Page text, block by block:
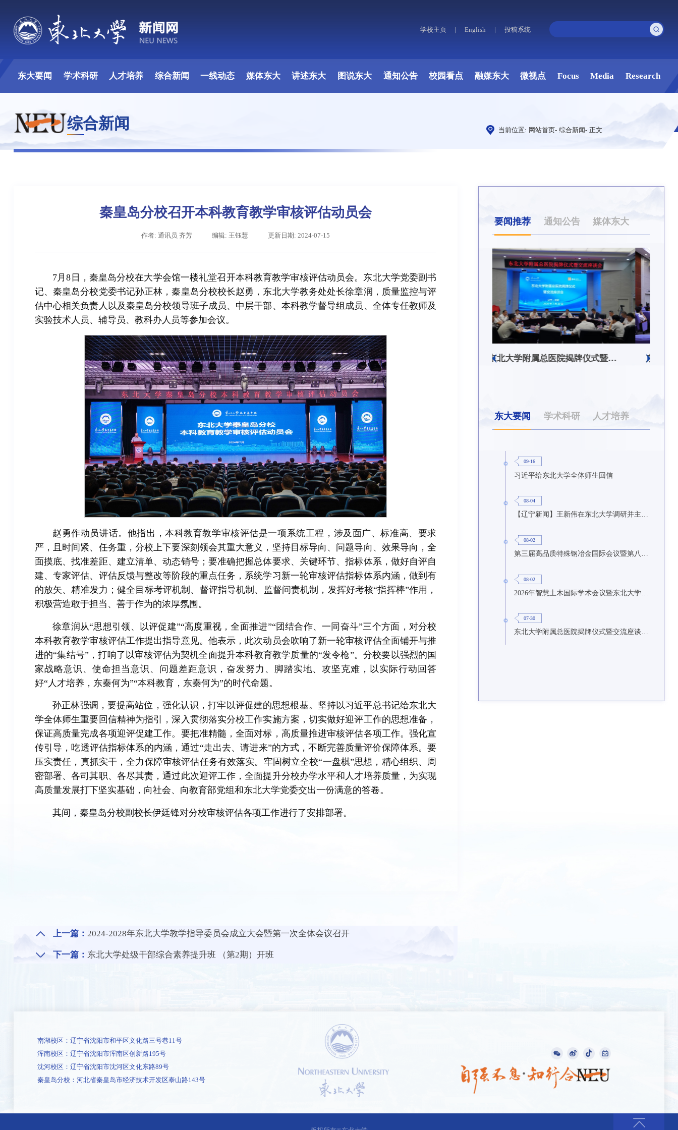
学校主页 | English | 投稿系统
东大要闻 学术科研 人才培养 综合新闻 一线动态 媒体东大 讲述东大 图说东大 通知公告 校园看点 融媒东大 微视点 Focus Media Research
综合新闻 当前位置: 网站首页- 综合新闻- 正文
秦皇岛分校召开本科教育教学审核评估动员会
作者: 通讯员 齐芳 编辑: 王钰慧 更新日期: 2024-07-15
7月8日，秦皇岛分校在大学会馆一楼礼堂召开本科教育教学审核评估动员会。东北大学党委副书
记、秦皇岛分校党委书记孙正林，秦皇岛分校校长赵勇，东北大学教务处处长徐章润，质量监控与评
估中心相关负责人以及秦皇岛分校领导班子成员、中层干部、本科教学督导组成员、全体专任教师及
实验技术人员、辅导员、教科办人员等参加会议。
赵勇作动员讲话。他指出，本科教育教学审核评估是一项系统工程，涉及面广、标准高、要求
严，且时间紧、任务重，分校上下要深刻领会其重大意义，坚持目标导向、问题导向、效果导向，全
面摸底、找准差距、建立清单、动态销号；要准确把握总体要求、关键环节、指标体系，做好自评自
建、专家评估、评估反馈与整改等阶段的重点任务，系统学习新一轮审核评估指标体系内涵，做到有
的放矢、精准发力；健全目标考评机制、督评指导机制、监督问责机制，发挥好考核“指挥棒”作用，
积极营造敢于担当、善于作为的浓厚氛围。
徐章润从“思想引领、以评促建”“高度重视，全面推进”“团结合作、一同奋斗”三个方面，对分校
本科教育教学审核评估工作提出指导意见。他表示，此次动员会吹响了新一轮审核评估全面铺开与推
进的“集结号”，打响了以审核评估为契机全面提升本科教育教学质量的“发令枪”。分校要以强烈的国
家战略意识、使命担当意识、问题差距意识，奋发努力、脚踏实地、攻坚克难，以实际行动回答
好“人才培养，东秦何为”“本科教育，东秦何为”的时代命题。
孙正林强调，要提高站位，强化认识，打牢以评促建的思想根基。坚持以习近平总书记给东北大
学全体师生重要回信精神为指引，深入贯彻落实分校工作实施方案，切实做好迎评工作的思想准备，
保证高质量完成各项迎评促建工作。要把准精髓，全面对标，高质量推进审核评估各项工作。强化宣
传引导，吃透评估指标体系的内涵，通过“走出去、请进来”的方式，不断完善质量评价保障体系。要
压实责任，真抓实干，全力保障审核评估任务有效落实。牢固树立全校“一盘棋”思想，精心组织、周
密部署、各司其职、各尽其责，通过此次迎评工作，全面提升分校办学水平和人才培养质量，为实现
高质量发展打下坚实基础，向社会、向教育部党组和东北大学党委交出一份满意的答卷。
其间，秦皇岛分校副校长伊廷锋对分校审核评估各项工作进行了安排部署。
上一篇： 2024-2028年东北大学教学指导委员会成立大会暨第一次全体会议召开
下一篇： 东北大学处级干部综合素养提升班 （第2期）开班
要闻推荐 通知公告 媒体东大
辽宁省卓越工程师培养联合体在东北大学成立 习近平给东北大学全体师生回信
东大要闻 学术科研 人才培养
09-16
习近平给东北大学全体师生回信
08-04
【辽宁新闻】王新伟在东北大学调研并主持召开座谈会
08-02
08-02
07-30
东北大学附属总医院揭牌仪式暨交流座谈会举行
南湖校区：辽宁省沈阳市和平区文化路三号巷11号
浑南校区：辽宁省沈阳市浑南区创新路195号
沈河校区：辽宁省沈阳市沈河区文化东路89号
秦皇岛分校：河北省秦皇岛市经济技术开发区泰山路143号